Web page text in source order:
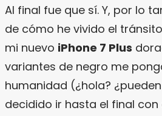
Al final fue que sí. Y, por lo
de cómo he vivido el
mi nuevo iPhone 7 Plus
variantes de negro me
humanidad (¿hola?
decidido ir hasta el final